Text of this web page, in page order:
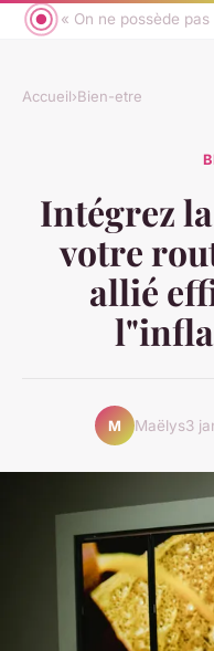
« On ne possède
Accueil›Bien-etre
Intégrez
votre
allié
M Maëlys3